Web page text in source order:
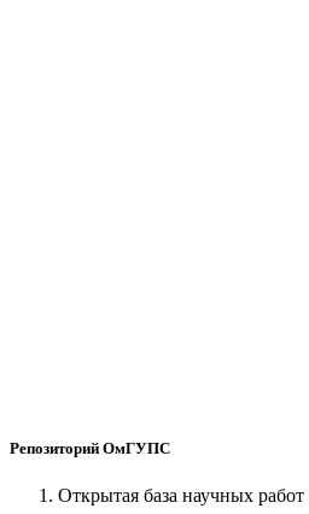
Репозиторий ОмГУПС
Открытая база научных